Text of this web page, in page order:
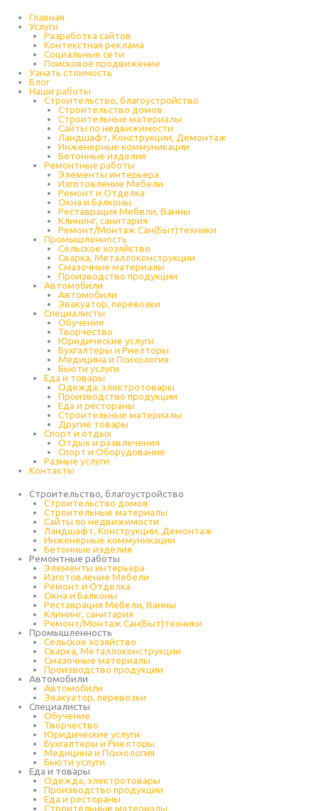
Главная
Услуги
Разработка сайтов
Контекстная реклама
Социальные сети
Поисковое продвижение
Узнать стоимость
Блог
Наши работы
Строительство, благоустройство
Строительство домов
Строительные материалы
Сайты по недвижимости
Ландшафт, Конструкции, Демонтаж
Инженерные коммуникации
Бетонные изделия
Ремонтные работы
Элементы интерьера
Изготовление Мебели
Ремонт и Отделка
Окна и Балконы
Реставрация Мебели, Ванны
Клининг, санитария
Ремонт/Монтаж Сан(Быт)техники
Промышленность
Cельское хозяйство
Сварка, Металлоконструкции
Cмазочные материалы
Производство продукции
Автомобили
Автомобили
Эвакуатор, перевозки
Специалисты
Обучение
Творчество
Юридические услуги
Бухгалтеры и Риелторы
Медицина и Психология
Бьюти услуги
Еда и товары
Одежда, электротовары
Производство продукции
Еда и рестораны
Строительные материалы
Другие товары
Спорт и отдых
Отдых и развлечения
Спорт и Оборудование
Разные услуги
Контакты
Строительство, благоустройство
Строительство домов
Строительные материалы
Сайты по недвижимости
Ландшафт, Конструкции, Демонтаж
Инженерные коммуникации
Бетонные изделия
Ремонтные работы
Элементы интерьера
Изготовление Мебели
Ремонт и Отделка
Окна и Балконы
Реставрация Мебели, Ванны
Клининг, санитария
Ремонт/Монтаж Сан(Быт)техники
Промышленность
Cельское хозяйство
Сварка, Металлоконструкции
Cмазочные материалы
Производство продукции
Автомобили
Автомобили
Эвакуатор, перевозки
Специалисты
Обучение
Творчество
Юридические услуги
Бухгалтеры и Риелторы
Медицина и Психология
Бьюти услуги
Еда и товары
Одежда, электротовары
Производство продукции
Еда и рестораны
Строительные материалы